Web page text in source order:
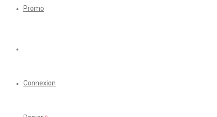
Promo
Connexion